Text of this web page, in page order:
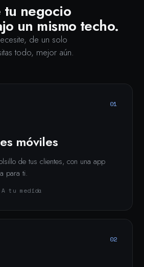
tu negocio
un mismo techo.
de un solo
todo, mejor aún.
01
móviles
de tus clientes, con una app
para ti.
tu medida
02